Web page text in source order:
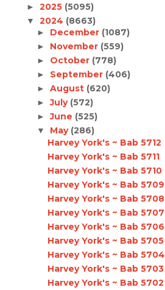
► 2025 (5095)
▼ 2024 (8663)
► December (1087)
► November (559)
► October (778)
► September (406)
► August (620)
►July (572)
►June (525)
▼ May (286)
Harvey York's ~ Bab 5712
Harvey York's ~ Bab 5711
Harvey York's ~ Bab 5710
Harvey York's ~ Bab 5709
Harvey York's ~ Bab 5708
Harvey York's ~ Bab 5707
Harvey York's ~ Bab 5706
Harvey York's ~ Bab 5705
Harvey York's ~ Bab 5704
Harvey York's ~ Bab 5703
Harvey York's ~ Bab 5702